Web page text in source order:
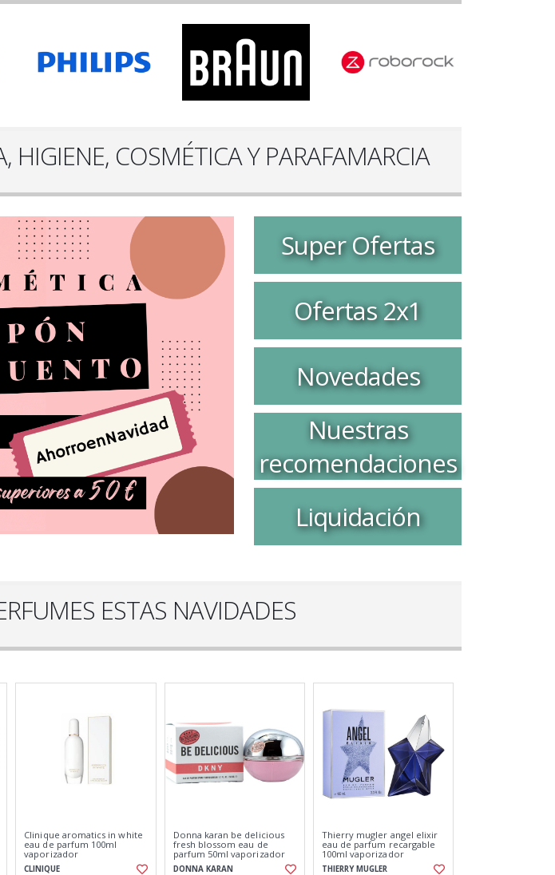
HIGIENE, COSMÉTICA Y PARAFAMARCIA
Super Ofertas
Ofertas 2x1
Novedades
Nuestras
recomendaciones
Liquidación
ESTAS NAVIDADES
Jimmy choo i want choo
forever eau de parfum
60ml vaporizador
JIMMY CHOO
Paco rabanne olympea
blossom eau de parfum
florale 80ml vaporizador
PACO RABANNE
Giorgio beverly hills mujer
fragrance mist 236ml
GIORGIO BEVERLY HILLS